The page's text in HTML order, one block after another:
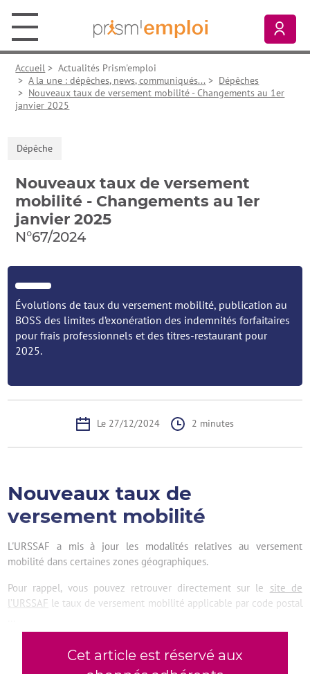
Prism’emploi, retour à l'accueil
Accueil >Actualités Prism'emploi
>A la une : dépêches, news, communiqués... > Dépêches
> Nouveaux taux de versement mobilité - Changements au 1er
janvier 2025
Dépêche
Nouveaux taux de versement
mobilité - Changements au 1er
janvier 2025
N°67/2024
Évolutions de taux du versement mobilité, publication au
BOSS des limites d’exonération des indemnités forfaitaires
pour frais professionnels et des titres-restaurant pour
2025.
Le 27/12/2024 2 minutes
Nouveaux taux de
versement mobilité
L'URSSAF a mis à jour les modalités relatives au versement
mobilité dans certaines zones géographiques.
Pour rappel, vous pouvez retrouver directement sur le site de
l’URSSAF le taux de versement mobilité applicable par code postal
Cet article est réservé aux